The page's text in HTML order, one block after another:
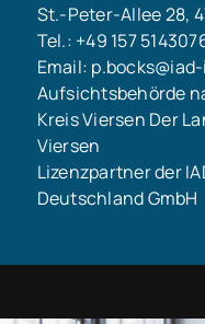
St.-Peter-Allee 28,
Tel.: +49 157
Email:
Aufsichtsbehörde
Kreis Viersen Der
Viersen
Lizenzpartner der
Deutschland GmbH